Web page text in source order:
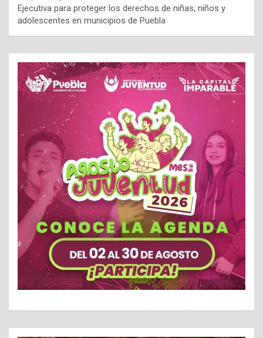
Ejecutiva para proteger los derechos de niñas, niños y
adolescentes en municipios de Puebla